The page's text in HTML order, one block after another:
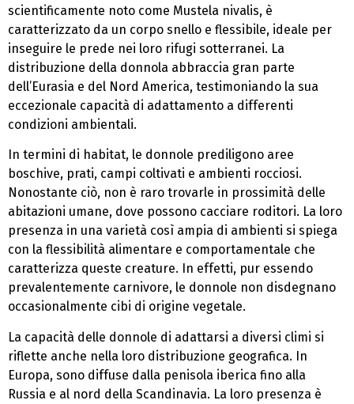
scientificamente noto come Mustela nivalis, è
caratterizzato da un corpo snello e flessibile, ideale per
inseguire le prede nei loro rifugi sotterranei. La
distribuzione della donnola abbraccia gran parte
dell’Eurasia e del Nord America, testimoniando la sua
eccezionale capacità di adattamento a differenti
condizioni ambientali.
In termini di habitat, le donnole prediligono aree
boschive, prati, campi coltivati e ambienti rocciosi.
Nonostante ciò, non è raro trovarle in prossimità delle
abitazioni umane, dove possono cacciare roditori. La loro
presenza in una varietà così ampia di ambienti si spiega
con la flessibilità alimentare e comportamentale che
caratterizza queste creature. In effetti, pur essendo
prevalentemente carnivore, le donnole non disdegnano
occasionalmente cibi di origine vegetale.
La capacità delle donnole di adattarsi a diversi climi si
riflette anche nella loro distribuzione geografica. In
Europa, sono diffuse dalla penisola iberica fino alla
Russia e al nord della Scandinavia. La loro presenza è